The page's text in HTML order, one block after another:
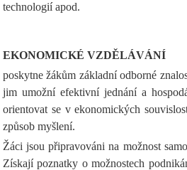
technologií apod.
EKONOMICKÉ VZDĚLÁVÁNÍ
poskytne žákům základní odborné
jim umožní efektivní jednání a
orientovat se v ekonomických
způsob myšlení.
Žáci jsou připravováni na možnost
Získají poznatky o možnostech